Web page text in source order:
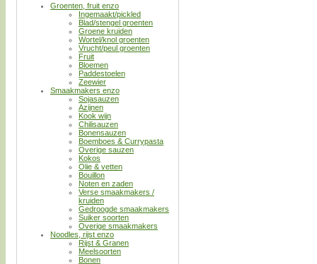
Groenten, fruit enzo
Ingemaakt/pickled
Blad/stengel groenten
Groene kruiden
Wortel/knol groenten
Vrucht/peul groenten
Fruit
Bloemen
Paddestoelen
Zeewier
Smaakmakers enzo
Sojasauzen
Azijnen
Kook wijn
Chilisauzen
Bonensauzen
Boemboes & Currypasta
Overige sauzen
Kokos
Olie & vetten
Bouillon
Noten en zaden
Verse smaakmakers /
kruiden
Gedroogde smaakmakers
Suiker soorten
Overige smaakmakers
Noodles, rijst enzo
Rijst & Granen
Meelsoorten
Bonen